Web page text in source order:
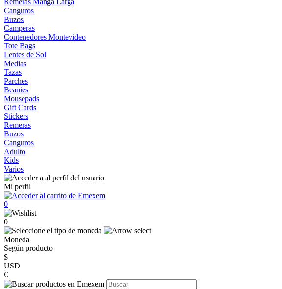
Remeras Manga Larga
Canguros
Buzos
Camperas
Contenedores Montevideo
Tote Bags
Lentes de Sol
Medias
Tazas
Parches
Beanies
Mousepads
Gift Cards
Stickers
Remeras
Buzos
Canguros
Adulto
Kids
Varios
Mi perfil
0
0
Moneda
Según producto
$
USD
€